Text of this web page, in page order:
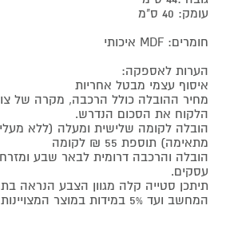
עומק: 40 ס"מ
חומרים: MDF איכותי
הערות לאספקה:
איסוף עצמי מבטל אחריות
מחיר ההובלה כולל הרכבה, מקרה של
הלקוח את הסכום הנדרש.
הובלה לקומה שלישית ומעלה (ללא
מתאימה) תוספת 55 ₪ לקומה
עסקים.
תיתכן סטייה קלה מגוון הצבע הנראה
המחשב ועד 5% במידות במוצר המצויינות לעיל.